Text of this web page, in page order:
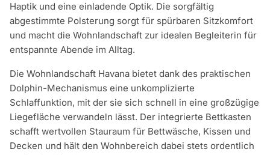
Haptik und eine einladende Optik. Die sorgfältig
abgestimmte Polsterung sorgt für spürbaren Sitzkomfort
und macht die Wohnlandschaft zur idealen Begleiterin für
entspannte Abende im Alltag.
Die Wohnlandschaft Havana bietet dank des praktischen
Dolphin-Mechanismus eine unkomplizierte
Schlaffunktion, mit der sie sich schnell in eine großzügige
Liegefläche verwandeln lässt. Der integrierte Bettkasten
schafft wertvollen Stauraum für Bettwäsche, Kissen und
Decken und hält den Wohnbereich dabei stets ordentlich